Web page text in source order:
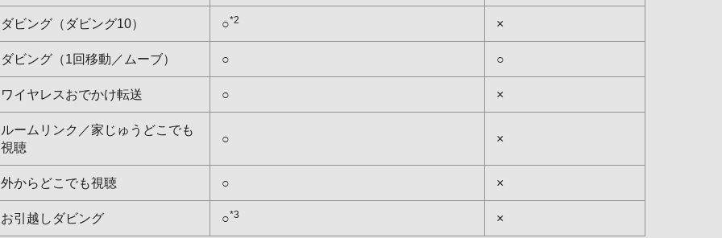
ダビング（ダビング10） ○*2 ×
ダビング（1回移動／ムーブ） ○ ○
ワイヤレスおでかけ転送 ○ ×
ルームリンク／家じゅうどこでも
視聴
○ ×
外からどこでも視聴 ○ ×
お引越しダビング ○*3 ×